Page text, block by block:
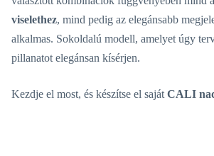
viselethez, mind pedig az elegánsabb
alkalmas. Sokoldalú modell, amelyet úgy
pillanatot elegánsan kísérjen.
Kezdje el most, és készítse el saját CALI